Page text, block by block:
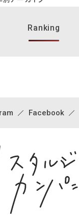
Ranking
Facebook